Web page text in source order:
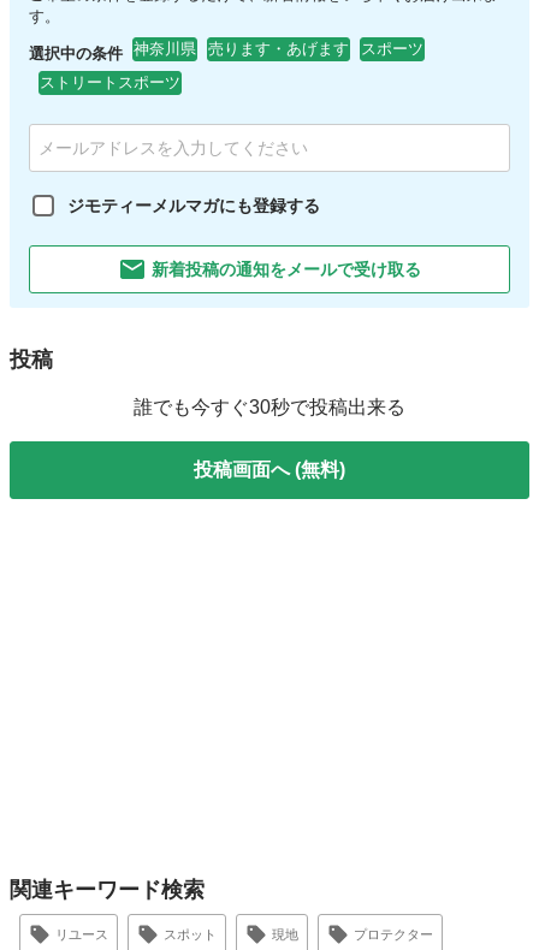
す。
選択中の条件 神奈川県 売ります・あげます
スポーツ
ストリートスポーツ
ジモティーメルマガにも登録する
新着投稿の通知をメールで受け取る
投稿
誰でも今すぐ30秒で投稿出来る
投稿画面へ (無料)
関連キーワード検索
リユース スポット 現地 プロテクター